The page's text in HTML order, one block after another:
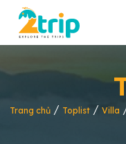
Trang chủ / Toplist / Villa